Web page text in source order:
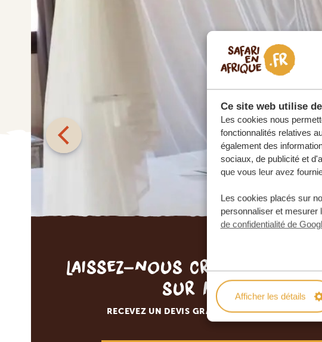
Ce site web utilise
Les cookies nous
fonctionnalités relatives
également des
sociaux, de publicité et
que vous leur avez
Les cookies placés sur
personnaliser et mesurer
de confidentialité de
Afficher les détails
Laissez-nous créer votre
sur mesure
RECEVEZ UN DEVIS GRATUIT, SANS